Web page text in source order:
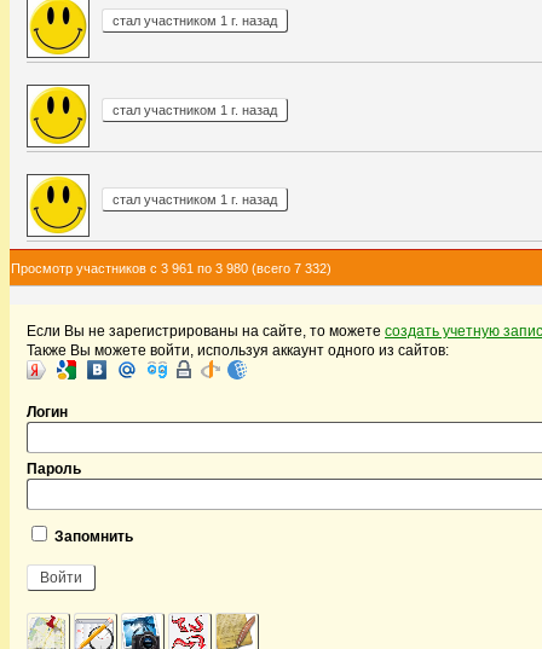
стал участником 1 г. назад
стал участником 1 г. назад
стал участником 1 г. назад
Просмотр участников с 3 961 по 3 980 (всего 7 332)
Если Вы не зарегистрированы на сайте, то можете создать учетную
Также Вы можете войти, используя аккаунт одного из сайтов:
Логин
Пароль
Запомнить